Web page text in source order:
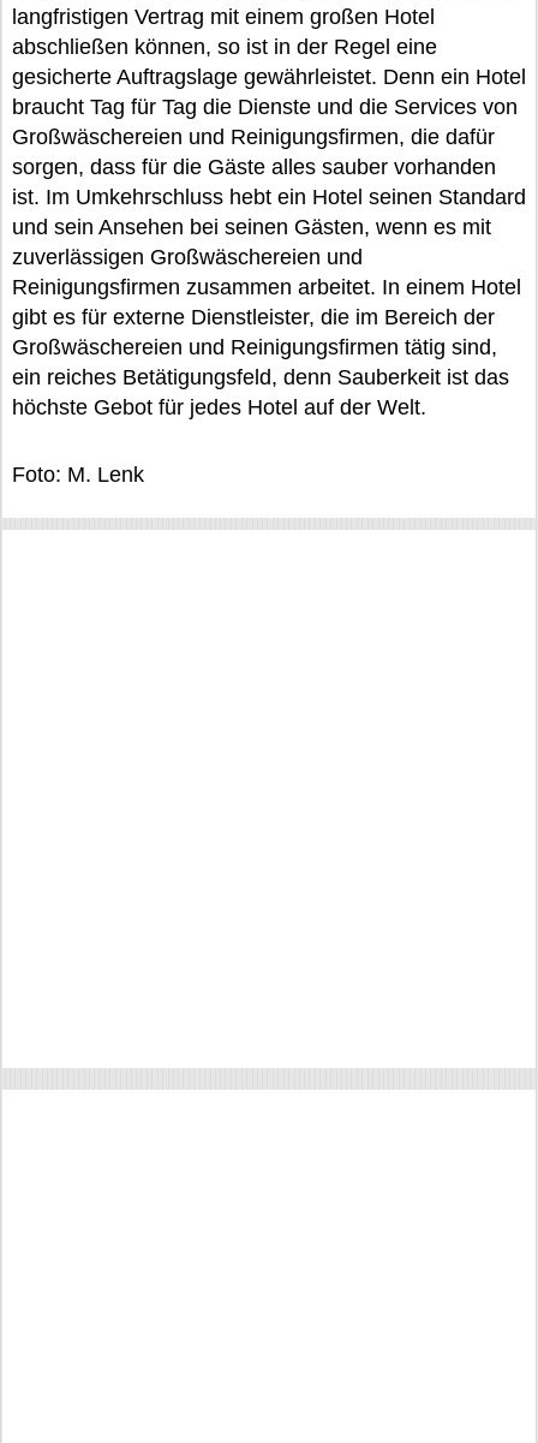
langfristigen Vertrag mit einem großen Hotel
abschließen können, so ist in der Regel eine
gesicherte Auftragslage gewährleistet. Denn ein Hotel
braucht Tag für Tag die Dienste und die Services von
Großwäschereien und Reinigungsfirmen, die dafür
sorgen, dass für die Gäste alles sauber vorhanden
ist. Im Umkehrschluss hebt ein Hotel seinen Standard
und sein Ansehen bei seinen Gästen, wenn es mit
zuverlässigen Großwäschereien und
Reinigungsfirmen zusammen arbeitet. In einem Hotel
gibt es für externe Dienstleister, die im Bereich der
Großwäschereien und Reinigungsfirmen tätig sind,
ein reiches Betätigungsfeld, denn Sauberkeit ist das
höchste Gebot für jedes Hotel auf der Welt.
Foto: M. Lenk